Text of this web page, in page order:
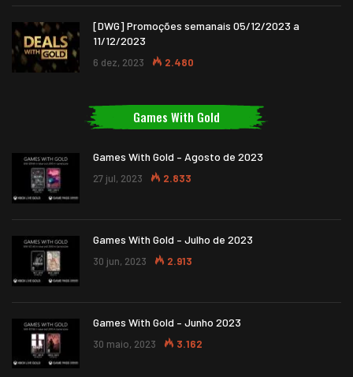
[DWG] Promoções semanais 05/12/2023 a
11/12/2023
6 dez, 2023 2.480
Games With Gold
Games With Gold – Agosto de 2023
27 jul, 2023 2.833
Games With Gold – Julho de 2023
30 jun, 2023 2.913
Games With Gold – Junho 2023
30 maio, 2023 3.162